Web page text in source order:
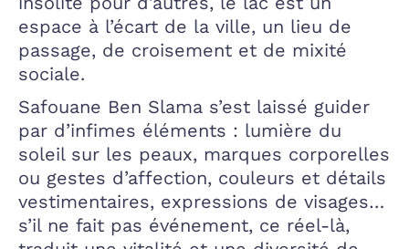
espace à l’écart de la ville, un lieu de
passage, de croisement et de mixité
sociale.
Safouane Ben Slama s’est laissé guider
par d’infimes éléments : lumière du
soleil sur les peaux, marques corporelles
ou gestes d’affection, couleurs et détails
vestimentaires, expressions de visages…
s’il ne fait pas événement, ce réel-là,